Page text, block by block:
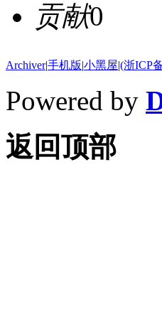
贡献0
Archiver|手机版|小黑屋|(浙ICP
Powered by
返回顶部